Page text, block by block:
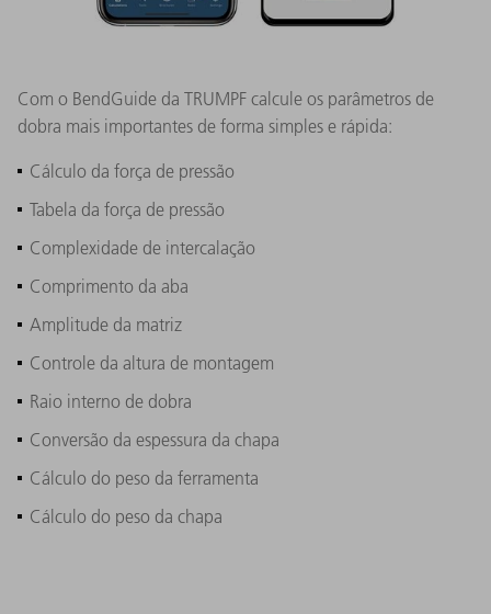
Com o BendGuide da TRUMPF calcule os parâmetros de
dobra mais importantes de forma simples e rápida:
Cálculo da força de pressão
Tabela da força de pressão
Complexidade de intercalação
Comprimento da aba
Amplitude da matriz
Controle da altura de montagem
Raio interno de dobra
Conversão da espessura da chapa
Cálculo do peso da ferramenta
Cálculo do peso da chapa